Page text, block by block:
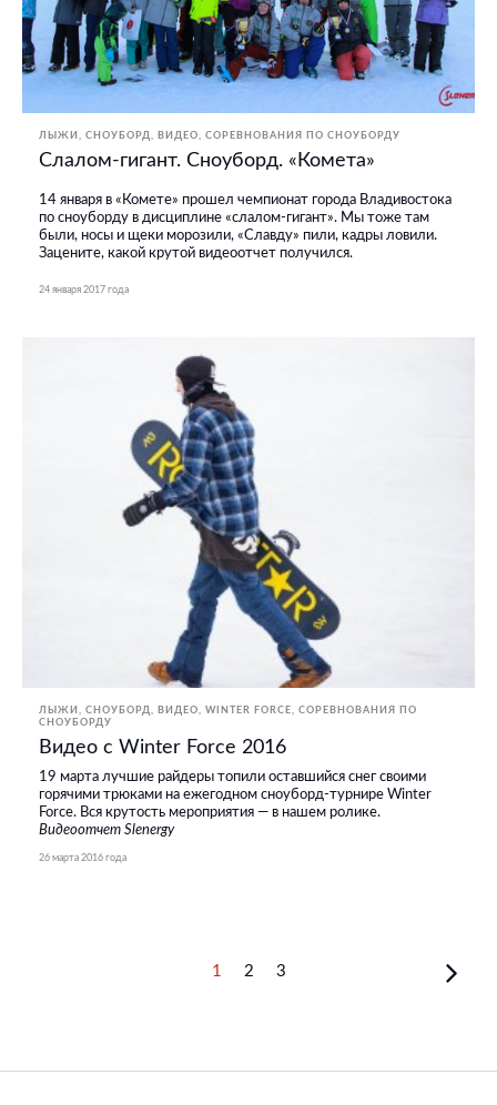
ЛЫЖИ, СНОУБОРД ВИДЕО СОРЕВНОВАНИЯ ПО СНОУБОРДУ
Слалом-гигант. Сноуборд. «Комета»
14 января в «Комете» прошел чемпионат города Владивостока
по сноуборду в дисциплине «слалом-гигант». Мы тоже там
были, носы и щеки морозили, «Славду» пили, кадры ловили.
Зацените, какой крутой видеоотчет получился.
24 января 2017 года
ЛЫЖИ, СНОУБОРД ВИДЕО WINTER FORCE
СОРЕВНОВАНИЯ ПО
СНОУБОРДУ
Видео с Winter Force 2016
19 марта лучшие райдеры топили оставшийся снег своими
горячими трюками на ежегодном сноуборд-турнире Winter
Force. Вся крутость мероприятия — в нашем ролике.
Видеоотчет Slenergy
26 марта 2016 года
1 2 3